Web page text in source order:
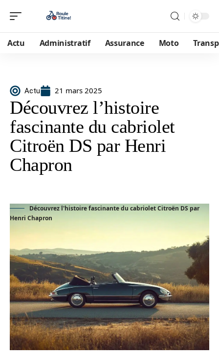
Actu Administratif Assurance Moto
Actu 21 mars 2025
Découvrez l’histoire
fascinante du cabriolet
Citroën DS par Henri
Chapron
Découvrez l'histoire fascinante du cabriolet Citroën DS par
Henri Chapron